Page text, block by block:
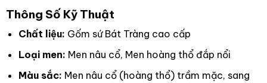
Thông Số Kỹ Thuật
Chất liệu: Gốm sứ Bát Tràng cao cấp
Loại men: Men nâu cổ, Men hoàng thổ đắp nổi
Màu sắc: Men nâu cổ (hoàng thổ) trầm mặc, sang